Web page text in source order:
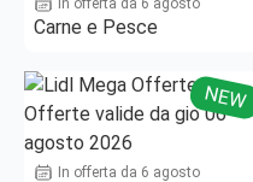
Carne e Pesce
NEW
In offerta da 6 agosto